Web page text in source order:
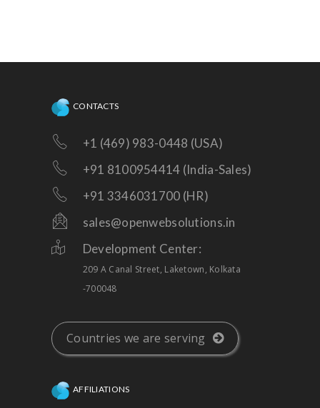
CONTACTS
+1 (469) 983-0448 (USA)
+91 8100954414 (India-Sales)
+91 3346031700 (HR)
sales@openwebsolutions.in
Development Center:
209 A Canal Street, Laketown, Kolkata
-700048
Countries we are serving
AFFILIATIONS